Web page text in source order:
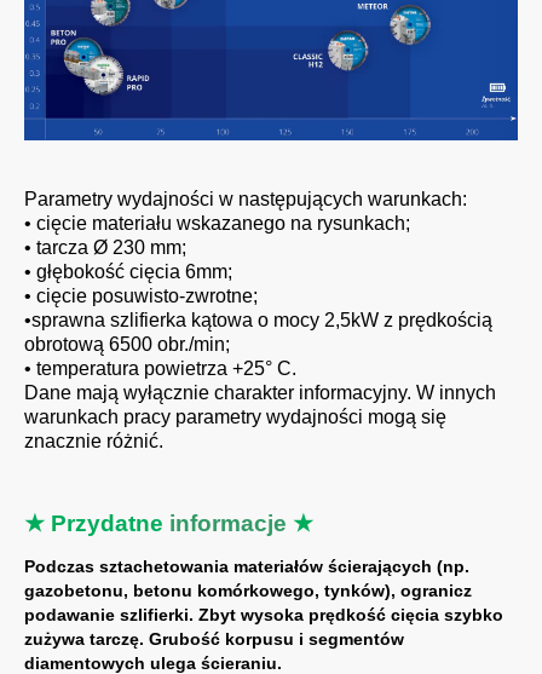
Parametry wydajności w następujących warunkach:
• cięcie materiału wskazanego na rysunkach;
• tarcza Ø 230 mm;
• głębokość cięcia 6mm;
• cięcie posuwisto-zwrotne;
•sprawna szlifierka kątowa o mocy 2,5kW z prędkością
obrotową 6500 obr./min;
• temperatura powietrza +25° C.
Dane mają wyłącznie charakter informacyjny. W innych
warunkach pracy parametry wydajności mogą się
znacznie różnić.
★ Przydatne informacje ★
Podczas sztachetowania materiałów ścierających (np.
gazobetonu, betonu komórkowego, tynków), ogranicz
podawanie szlifierki. Zbyt wysoka prędkość cięcia szybko
zużywa tarczę. Grubość korpusu i segmentów
diamentowych ulega ścieraniu.